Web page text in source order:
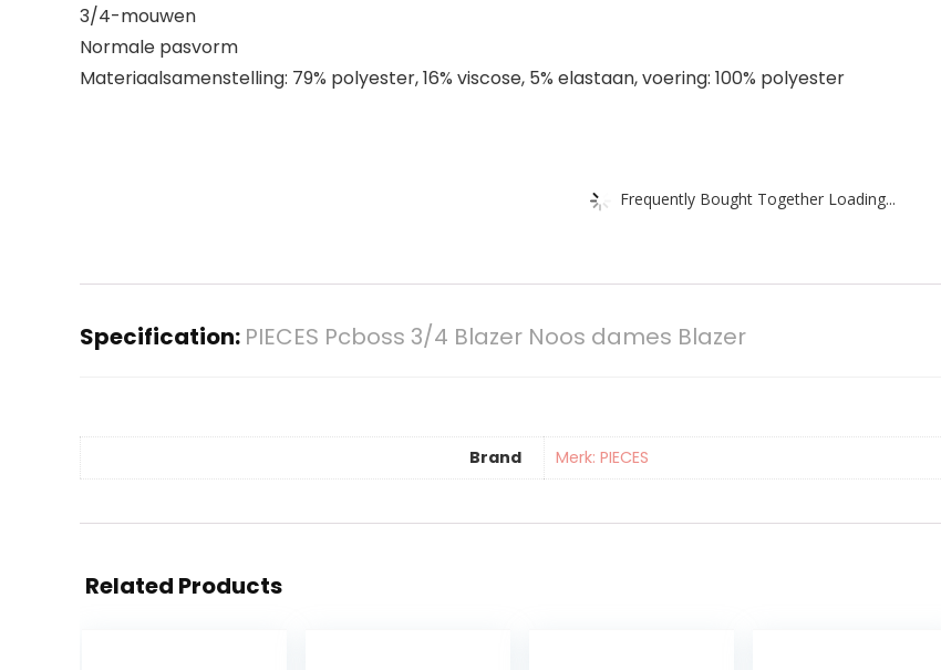
3/4-mouwen
Normale pasvorm
Materiaalsamenstelling: 79% polyester, 16% viscose, 5% elastaan, voering: 100% polyester
Frequently Bought Together Loading...
Specification: PIECES Pcboss 3/4 Blazer Noos dames Blazer
Brand Merk: PIECES
Related Products